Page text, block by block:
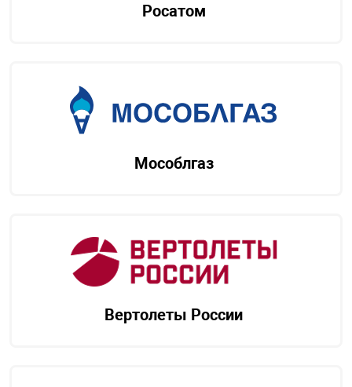
Росатом
Мособлгаз
Вертолеты России